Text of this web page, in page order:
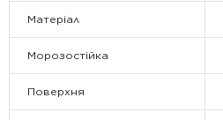
Матеріал
Морозостійка
Поверхня